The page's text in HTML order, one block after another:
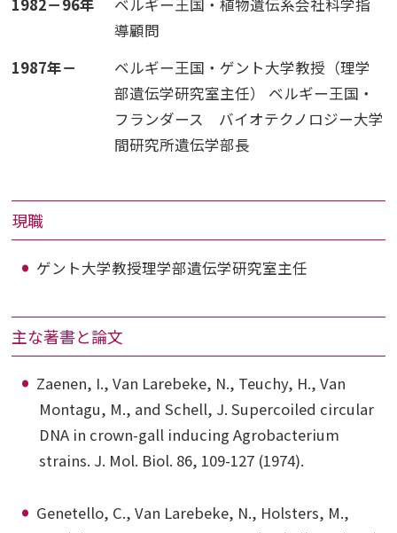
導顧問
1987年－
ベルギー王国・ゲント大学教授（理学
部遺伝学研究室主任） ベルギー王国・
フランダース バイオテクノロジー大学
間研究所遺伝学部長
現職
ゲント大学教授理学部遺伝学研究室主任
主な著書と論文
Zaenen, I., Van Larebeke, N., Teuchy, H., Van
Montagu, M., and Schell, J. Supercoiled circular
DNA in crown-gall inducing Agrobacterium
strains. J. Mol. Biol. 86, 109-127 (1974).
Genetello, C., Van Larebeke, N., Holsters, M.,